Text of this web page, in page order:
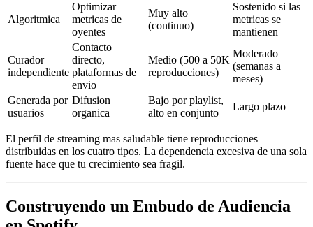
Algoritmica
Optimizar
metricas de
oyentes
Muy alto
(continuo)
Sostenido si las
metricas se
mantienen
Curador
independiente
Contacto
directo,
plataformas de
envio
Medio (500 a 50K
reproducciones)
Moderado
(semanas a
meses)
Generada por
usuarios
Difusion
organica
Bajo por playlist,
alto en conjunto
Largo plazo
El perfil de streaming mas saludable tiene reproducciones
distribuidas en los cuatro tipos. La dependencia excesiva de una sola
fuente hace que tu crecimiento sea fragil.
Construyendo un Embudo de Audiencia